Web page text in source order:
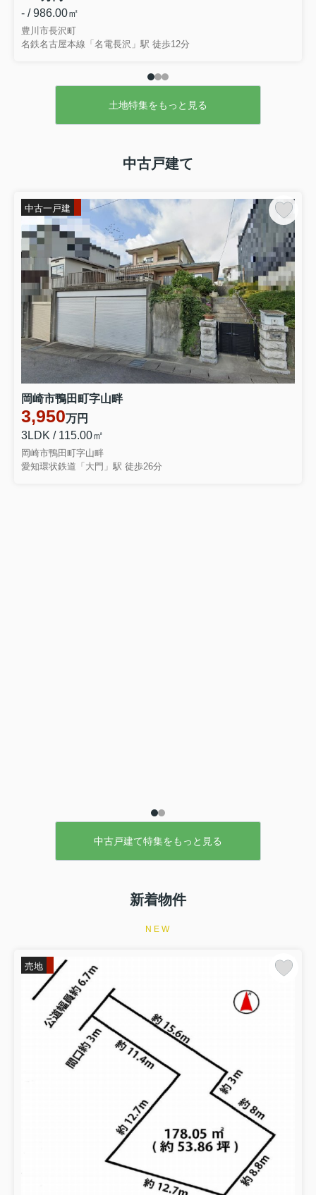
- / 986.00㎡
豊川市長沢町
名鉄名古屋本線「名電長沢」駅 徒歩12分
土地特集をもっと見る
中古戸建て
中古一戸建
岡崎市鴨田町字山畔
3,950万円
3LDK / 115.00㎡
岡崎市鴨田町字山畔
愛知環状鉄道「大門」駅 徒歩26分
中古戸建て特集をもっと見る
新着物件
NEW
売地